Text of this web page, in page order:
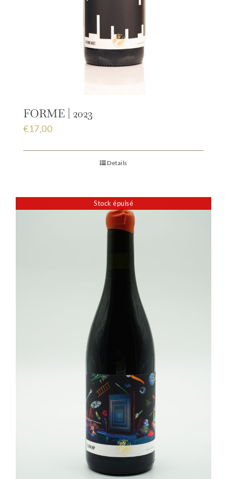
FORME | 2023
€17,00
Details
Stock épuisé